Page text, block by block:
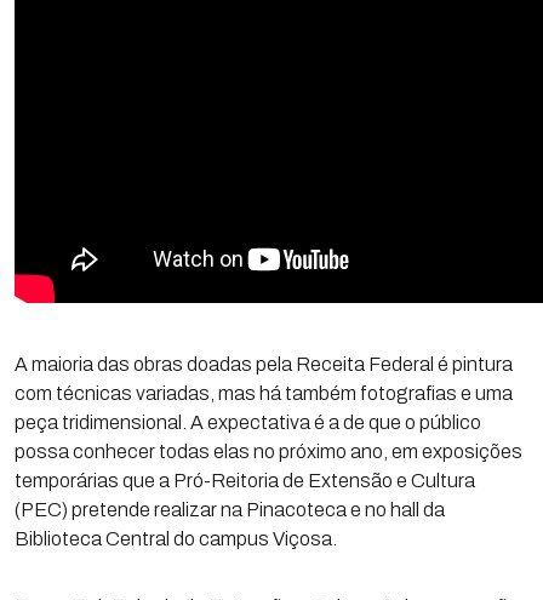
A maioria das obras doadas pela Receita Federal é pintura
com técnicas variadas, mas há também fotografias e uma
peça tridimensional. A expectativa é a de que o público
possa conhecer todas elas no próximo ano, em exposições
temporárias que a Pró-Reitoria de Extensão e Cultura
(PEC) pretende realizar na Pinacoteca e no hall da
Biblioteca Central do campus Viçosa.